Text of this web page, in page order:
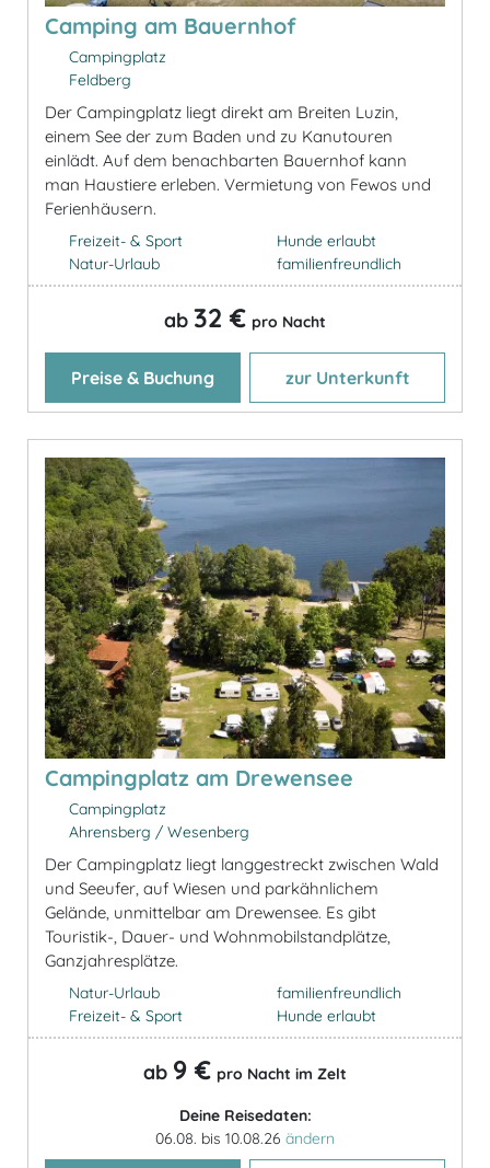
Camping am Bauernhof
Campingplatz
Feldberg
Der Campingplatz liegt direkt am Breiten Luzin,
einem See der zum Baden und zu Kanutouren
einlädt. Auf dem benachbarten Bauernhof kann
man Haustiere erleben. Vermietung von Fewos und
Ferienhäusern.
Freizeit- & Sport
Natur-Urlaub
Hunde erlaubt
familienfreundlich
ab 32 € pro Nacht
Preise & Buchung zur Unterkunft
Campingplatz am Drewensee
Campingplatz
Ahrensberg / Wesenberg
Der Campingplatz liegt langgestreckt zwischen Wald
und Seeufer, auf Wiesen und parkähnlichem
Gelände, unmittelbar am Drewensee. Es gibt
Touristik-, Dauer- und Wohnmobilstandplätze,
Ganzjahresplätze.
Natur-Urlaub
Freizeit- & Sport
familienfreundlich
Hunde erlaubt
ab 9 € pro Nacht im Zelt
Deine Reisedaten:
06.08. bis 10.08.26 ändern